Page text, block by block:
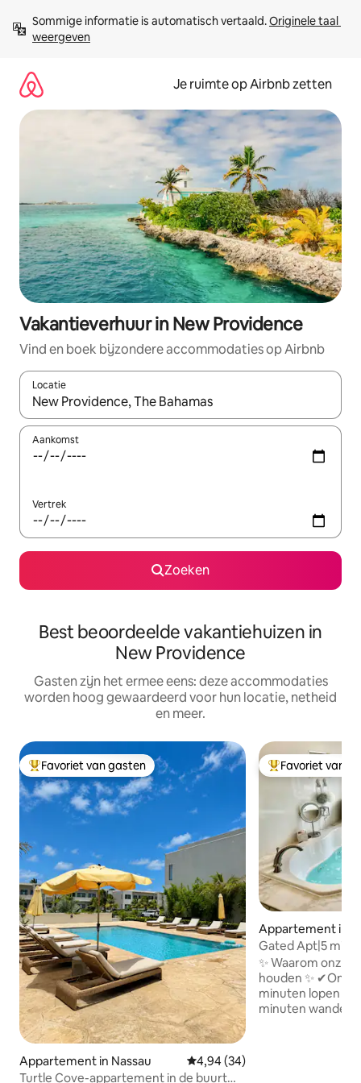
direct
naar
Sommige informatie is automatisch vertaald. Originele taal
weergeven
Je ruimte op Airbnb zetten
Vakantieverhuur in New Providence
Vind en boek bijzondere accommodaties op Airbnb
Locatie
Wanneer er suggesties beschikbaar zijn, maak je een keuze
Aankomst
Vertrek
Zoeken
Best beoordeelde vakantiehuizen in
New Providence
Gasten zijn het ermee eens: deze accommodaties
worden hoog gewaardeerd voor hun locatie, netheid
en meer.
Topfavoriet van gasten
Favoriet van gasten
Appartement in Nassau Gemiddelde beoordeling van
4,94 (34)
Turtle Cove-appartement in de buurt
Topfavoriet van
Favoriet van
Appartement in
Gated Apt|5
✨ Waarom onze
houden ✨
minuten lopen
minuten